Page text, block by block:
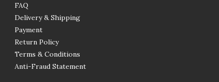
FAQ
Delivery & Shipping
Payment
Return Policy
Terms & Conditions
Anti-Fraud Statement